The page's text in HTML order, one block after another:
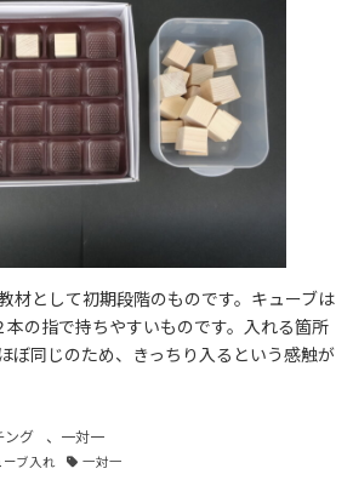
材として初期段階のものです。キューブは
本の指で持ちやすいものです。入れる箇所
ぼ同じのため、きっちり入るという感触が
ング 、 一対一
ーブ入れ 一対一